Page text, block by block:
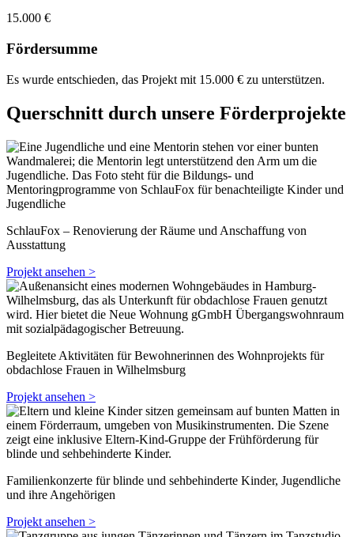
15.000 €
Fördersumme
Es wurde entschieden, das Projekt mit 15.000 € zu unterstützen.
Querschnitt durch unsere Förderprojekte
SchlauFox – Renovierung der Räume und Anschaffung von
Ausstattung
Projekt ansehen >
Begleitete Aktivitäten für Bewohnerinnen des Wohnprojekts für
obdachlose Frauen in Wilhelmsburg
Projekt ansehen >
Familienkonzerte für blinde und sehbehinderte Kinder, Jugendliche
und ihre Angehörigen
Projekt ansehen >